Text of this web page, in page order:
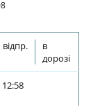
відпр.
в
дорозі
12:58